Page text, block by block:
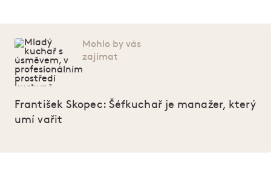
Mohlo by vás
zajímat
František Skopec: Šéfkuchař je manažer, který
umí vařit